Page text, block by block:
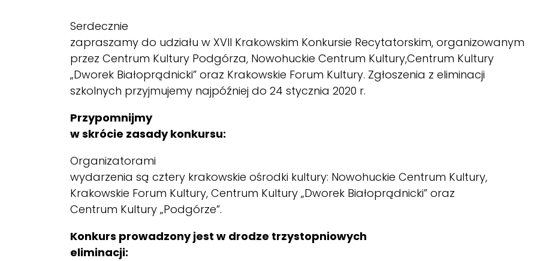
Serdecznie
zapraszamy do udziału w XVII Krakowskim Konkursie Recytatorskim, organizowanym
przez Centrum Kultury Podgórza, Nowohuckie Centrum Kultury,Centrum Kultury
„Dworek Białoprądnicki” oraz Krakowskie Forum Kultury. Zgłoszenia z eliminacji
szkolnych przyjmujemy najpóźniej do 24 stycznia 2020 r.
Przypomnijmy
w skrócie zasady konkursu:
Organizatorami
wydarzenia są cztery krakowskie ośrodki kultury: Nowohuckie Centrum Kultury,
Krakowskie Forum Kultury, Centrum Kultury „Dworek Białoprądnicki” oraz
Centrum Kultury „Podgórze”.
Konkurs prowadzony jest w drodze trzystopniowych
eliminacji: